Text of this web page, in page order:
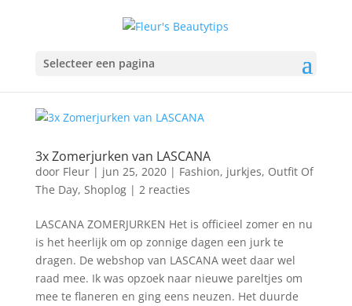
Selecteer een pagina
3x Zomerjurken van LASCANA
door Fleur| jun 25, 2020| Fashion, jurkjes, Outfit Of
The Day, Shoplog| 2 reacties
LASCANA ZOMERJURKEN Het is officieel zomer en nu
is het heerlijk om op zonnige dagen een jurk te
dragen. De webshop van LASCANA weet daar wel
raad mee. Ik was opzoek naar nieuwe pareltjes om
mee te flaneren en ging eens neuzen. Het duurde